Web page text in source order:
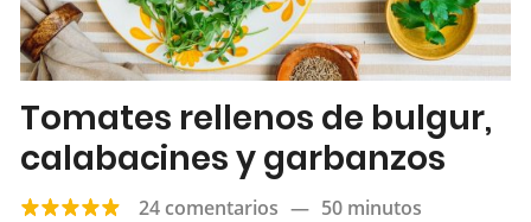
Tomates rellenos de bulgur,
calabacines y garbanzos
24 comentarios — 50 minutos